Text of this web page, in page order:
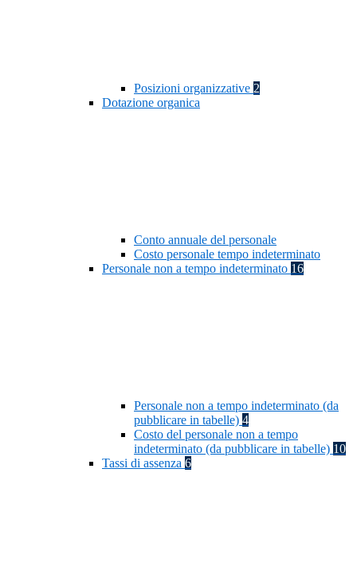
Posizioni organizzative 2
Dotazione organica
Conto annuale del personale
Costo personale tempo indeterminato
Personale non a tempo indeterminato 16
Personale non a tempo indeterminato (da
pubblicare in tabelle) 4
Costo del personale non a tempo
indeterminato (da pubblicare in tabelle) 10
Tassi di assenza 6